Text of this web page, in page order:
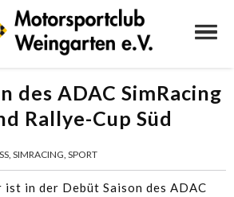
des ADAC SimRacing
Rallye-Cup Süd
, SIMRACING, SPORT
in der Debüt Saison des ADAC